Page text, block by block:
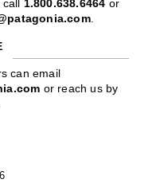
call 1.800.638.6464 or
.
can email
or reach us by